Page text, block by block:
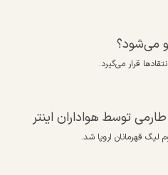
می‌شود؟
قرار می‌گیرد.
توسط هواداران اینتر
لیگ قهرمانان اروپا شد.